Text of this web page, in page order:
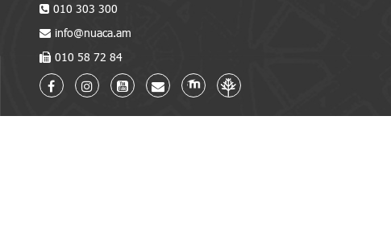
010 303 300
info@nuaca.am
010 58 72 84